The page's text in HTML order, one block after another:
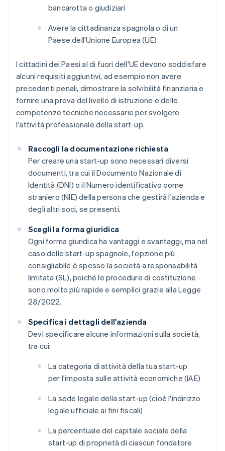
bancarotta o giudiziari
Avere la cittadinanza spagnola o di un
Paese dell'Unione Europea (UE)
I cittadini dei Paesi al di fuori dell'UE devono soddisfare
alcuni requisiti aggiuntivi, ad esempio non avere
precedenti penali, dimostrare la solvibilità finanziaria e
fornire una prova del livello di istruzione e delle
competenze tecniche necessarie per svolgere
l'attività professionale della start-up.
Raccogli la documentazione richiesta
Per creare una start-up sono necessari diversi
documenti, tra cui il Documento Nazionale di
Identità (DNI) o il Numero identificativo come
straniero (NIE) della persona che gestirà l'azienda e
degli altri soci, se presenti.
Scegli la forma giuridica
Ogni forma giuridica ha vantaggi e svantaggi, ma nel
caso delle start-up spagnole, l'opzione più
consigliabile è spesso la società a responsabilità
limitata (SL), poiché le procedure di costituzione
sono molto più rapide e semplici grazie alla Legge
28/2022.
Specifica i dettagli dell'azienda
Devi specificare alcune informazioni sulla società,
tra cui:
La categoria di attività della tua start-up
per l'imposta sulle attività economiche (IAE)
La sede legale della start-up (cioè l'indirizzo
legale ufficiale ai fini fiscali)
La percentuale del capitale sociale della
start-up di proprietà di ciascun fondatore